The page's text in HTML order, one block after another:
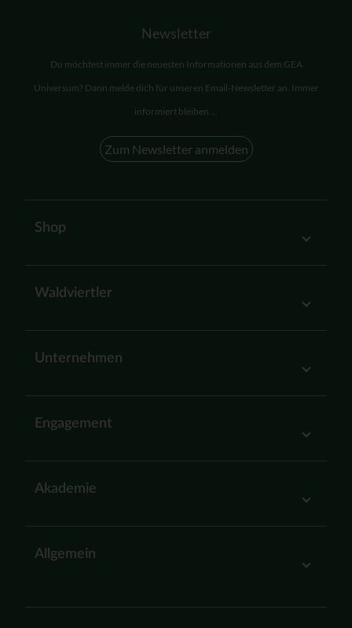
Newsletter
Du möchtest immer die neuesten Informationen aus dem GEA
Universum? Dann melde dich für unseren Email-Newsletter an. Immer
informiert bleiben ...
Zum Newsletter anmelden
Shop
Waldviertler
Unternehmen
Engagement
Akademie
Allgemein